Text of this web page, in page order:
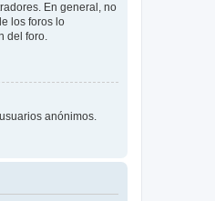
En general, no
los foros lo
del foro.
anónimos.